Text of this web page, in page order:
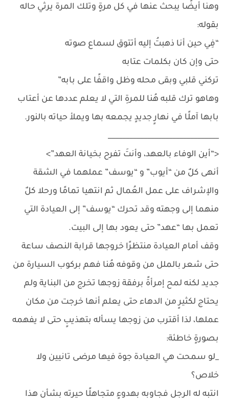
وهنا أيضًا يبحث عنها في كل مرةٍ وتلك المرة يرثي حاله
بقوله:
“فِي حين أنا ذهبتُ إليه أتتوق لسماع صوته
حتى وإن كان بكلمات عتابه
تركني قلبي وبقى محله وظل واقفًا على بابه”
وهاهو ترك قلبه هُنا للمرةِ التي لا يعلم عددها عن أعتاب
بابها آملًا في نهارٍ جديدٍ يجمعه بها ويملأ حياته بالنور.
_______________________________
<“أين الوفاء بالعهد، وأنتَ تفرح بخيانة العهد”>
أنهى كلٌ من “أيوب” و “يوسف” عملهما في الشقة
والإشراف على عمل العُمال ثم انتهيا تمامًا ورحلا كلٌ
منهما إلى وجهته وقد تحرك “يوسف” إلى العيادة التي
تعمل بها “عهد” حتى يعود بها إلى البيت.
وقف أمام العيادة منتظرًا خروجها قرابة النصف ساعة
حتى شعر بالملل من وقوفه هُنا فهم بركوب السيارة من
جديد لكنه لمح إمرأةً برفقة زوجها تخرج من البناية ولم
يحتاج لكثيرٍ من الدهاء حتى يعلم أنها خرجت من مكان
عملها، لذا أقترب من زوجها يسأله بتهذيبٍ حتى لا يفهمه
بصورةٍ خاطئة:
_لو سمحت هي العيادة جوة فيها مرضى تانيين ولا
خلاص؟
انتبه له الرجل فجاوبه بهدوءٍ متجاهلًا حيرته بشأن هذا